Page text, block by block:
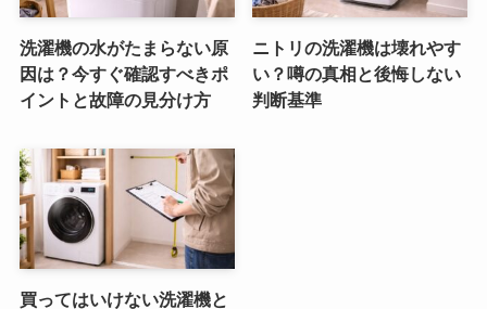
洗濯機の水がたまらない原
因は？今すぐ確認すべきポ
イントと故障の見分け方
ニトリの洗濯機は壊れやす
い？噂の真相と後悔しない
判断基準
買ってはいけない洗濯機と